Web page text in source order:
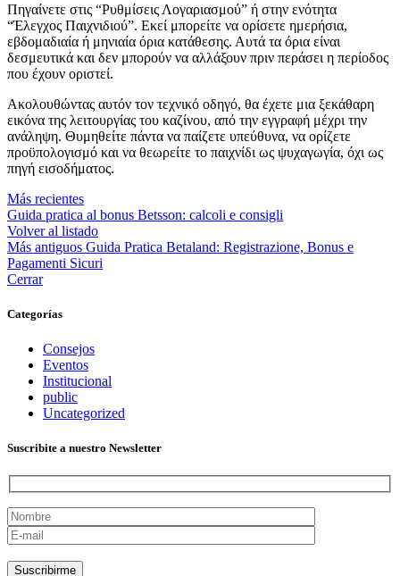
Πηγαίνετε στις “Ρυθμίσεις Λογαριασμού” ή στην ενότητα
“Έλεγχος Παιχνιδιού”. Εκεί μπορείτε να ορίσετε ημερήσια,
εβδομαδιαία ή μηνιαία όρια κατάθεσης. Αυτά τα όρια είναι
δεσμευτικά και δεν μπορούν να αλλάξουν πριν περάσει η περίοδος
που έχουν οριστεί.
Ακολουθώντας αυτόν τον τεχνικό οδηγό, θα έχετε μια ξεκάθαρη
εικόνα της λειτουργίας του καζίνου, από την εγγραφή μέχρι την
ανάληψη. Θυμηθείτε πάντα να παίζετε υπεύθυνα, να ορίζετε
προϋπολογισμό και να θεωρείτε το παιχνίδι ως ψυχαγωγία, όχι ως
πηγή εισοδήματος.
Más recientes
Guida pratica al bonus Betsson: calcoli e consigli
Volver al listado
Más antiguos Guida Pratica Betaland: Registrazione, Bonus e
Pagamenti Sicuri
Cerrar
Categorías
Consejos
Eventos
Institucional
public
Uncategorized
Suscribite a nuestro Newsletter